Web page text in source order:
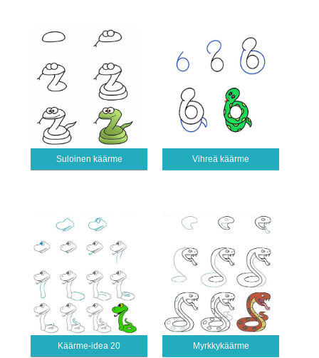
Suloinen käärme Vihreä käärme
Käärme-idea 20 Myrkkykäärme